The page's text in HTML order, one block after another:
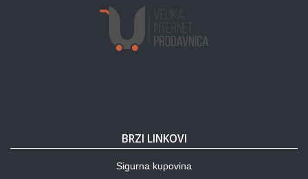
BRZI LINKOVI
Sigurna kupovina